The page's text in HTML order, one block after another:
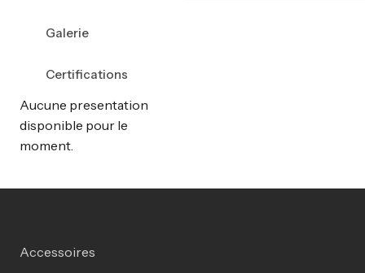
Galerie
Certifications
Aucune presentation
disponible pour le
moment.
Accessoires